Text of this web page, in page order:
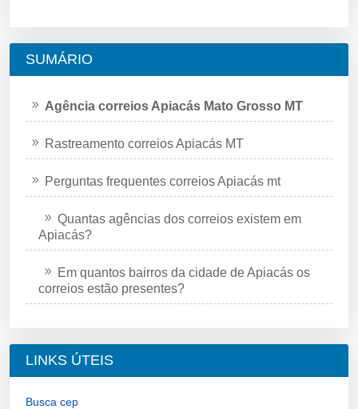
SUMÁRIO
Agência correios Apiacás Mato Grosso MT
Rastreamento correios Apiacás MT
Perguntas frequentes correios Apiacás mt
Quantas agências dos correios existem em
Apiacás?
Em quantos bairros da cidade de Apiacás os
correios estão presentes?
LINKS ÚTEIS
Busca cep